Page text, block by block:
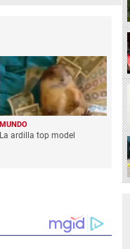
MUNDO
La ardilla top model